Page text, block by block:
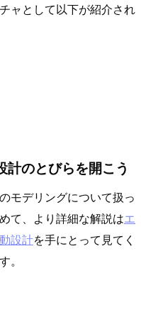
ャとして以下が紹介され
のとびらを開こう
モデリングについて扱っ
て、より詳細な解説はエ
設計を手にとって見てく
。